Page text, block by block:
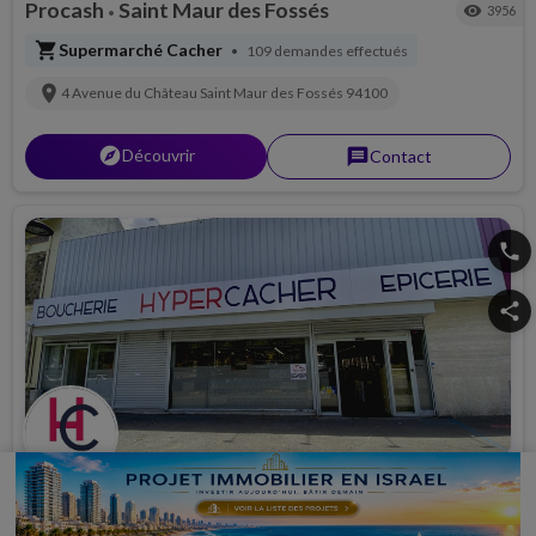
Procash • Saint Maur des Fossés visibility 3956
shopping_cartSupermarché Cacher • 109 demandes effectués
location_on 4 Avenue du Château Saint Maur des Fossés 94100
explorerDécouvrir messageContact
phone
share
Hypercacher Villemomble• Villemomble visibility 11853